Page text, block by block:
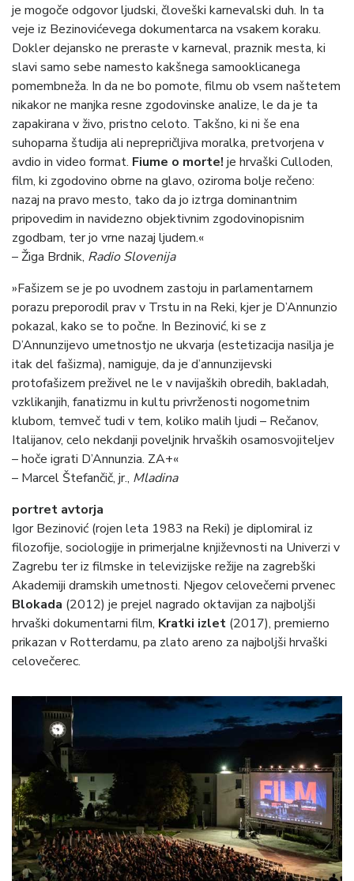
je mogoče odgovor ljudski, človeški karnevalski duh. In ta
veje iz Bezinovićevega dokumentarca na vsakem koraku.
Dokler dejansko ne preraste v karneval, praznik mesta, ki
slavi samo sebe namesto kakšnega samooklicanega
pomembneža. In da ne bo pomote, filmu ob vsem naštetem
nikakor ne manjka resne zgodovinske analize, le da je ta
zapakirana v živo, pristno celoto. Takšno, ki ni še ena
suhoparna študija ali neprepričljiva moralka, pretvorjena v
avdio in video format. Fiume o morte! je hrvaški Culloden,
film, ki zgodovino obrne na glavo, oziroma bolje rečeno:
nazaj na pravo mesto, tako da jo iztrga dominantnim
pripovedim in navidezno objektivnim zgodovinopisnim
zgodbam, ter jo vrne nazaj ljudem.«
– Žiga Brdnik, Radio Slovenija
»Fašizem se je po uvodnem zastoju in parlamentarnem
porazu preporodil prav v Trstu in na Reki, kjer je D’Annunzio
pokazal, kako se to počne. In Bezinović, ki se z
D’Annunzijevo umetnostjo ne ukvarja (estetizacija nasilja je
itak del fašizma), namiguje, da je d’annunzijevski
protofašizem preživel ne le v navijaških obredih, bakladah,
vzklikanjih, fanatizmu in kultu privrženosti nogometnim
klubom, temveč tudi v tem, koliko malih ljudi – Rečanov,
Italijanov, celo nekdanji poveljnik hrvaških osamosvojiteljev
– hoče igrati D’Annunzia. ZA+«
– Marcel Štefančič, jr., Mladina
portret avtorja
Igor Bezinović (rojen leta 1983 na Reki) je diplomiral iz
filozofije, sociologije in primerjalne književnosti na Univerzi v
Zagrebu ter iz filmske in televizijske režije na zagrebški
Akademiji dramskih umetnosti. Njegov celovečerni prvenec
Blokada (2012) je prejel nagrado oktavijan za najboljši
hrvaški dokumentarni film, Kratki izlet (2017), premierno
prikazan v Rotterdamu, pa zlato areno za najboljši hrvaški
celovečerec.